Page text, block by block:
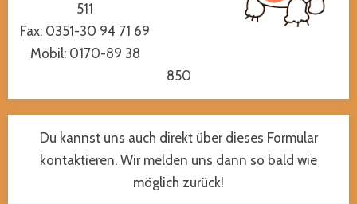
511
Fax: 0351-30 94 71 69
Mobil: 0170-89 38
850
Du kannst uns auch direkt über dieses Formular
kontaktieren. Wir melden uns dann so bald wie
möglich zurück!